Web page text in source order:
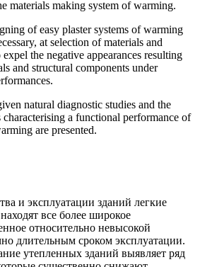
materials making system of warming.
of easy plaster systems of warming
at selection of materials and
the negative appearances resulting
and structural components under
natural diagnostic studies and the
characterising a functional performance of
are presented.
и эксплуатации зданий легкие
все более широкое
относительно невысокой
длительным сроком эксплуатации.
утепленных зданий выявляет ряд